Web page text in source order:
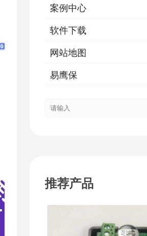
案例中心
软件下载
网站地图
易鹰保
推荐产品